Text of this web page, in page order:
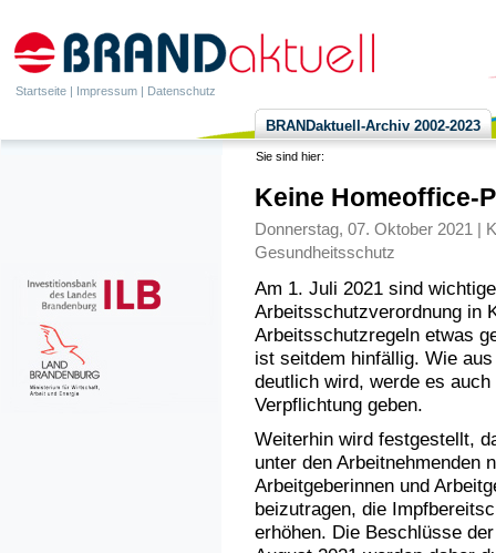
Startseite | Impressum | Datenschutz
BRANDaktuell-Archiv 2002-2023
Sie sind hier:
Keine Homeoffice-
Donnerstag, 07. Oktober 2021 |
Gesundheitsschutz
Am 1. Juli 2021 sind
Arbeitsschutzverordnung in
Arbeitsschutzregeln etwas
ist seitdem hinfällig. Wie
deutlich wird, werde es
Verpflichtung geben.
Weiterhin wird festgestellt,
unter den Arbeitnehmenden
Arbeitgeberinnen und
beizutragen, die
erhöhen. Die Beschlüsse